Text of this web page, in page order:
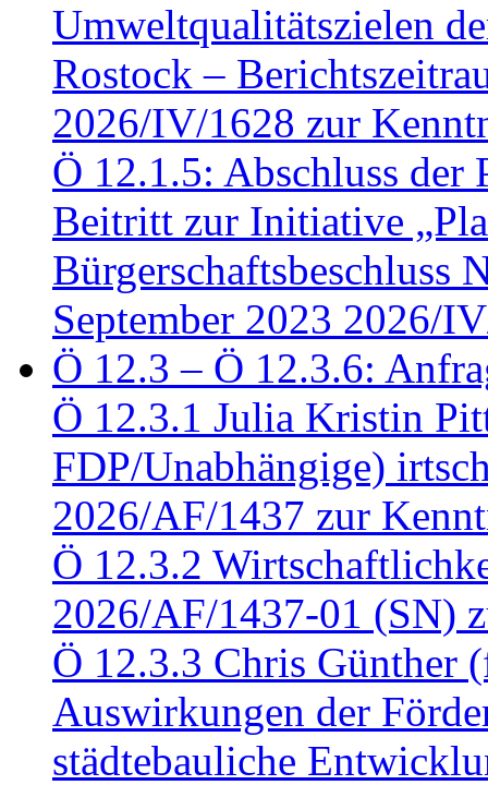
Umweltqualitätszielen
Rostock –
2026/IV/1628 zur
Ö 12.1.5: Abschluss der
Beitritt zur Initiative
Bürgerschaftsbeschluss
September 2023 2026/
Ö 12.3 – Ö 12.3.6:
Ö 12.3.1 Julia Kristin
FDP/Unabhängige)
2026/AF/1437 zur
Ö 12.3.2
2026/AF/1437-01 (SN)
Ö 12.3.3 Chris Günther
Auswirkungen der
städtebauliche